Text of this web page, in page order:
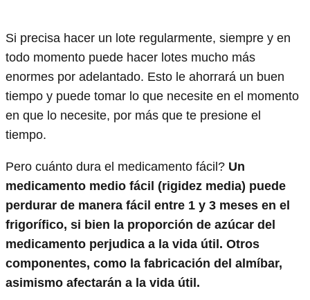
Si precisa hacer un lote regularmente, siempre y en
todo momento puede hacer lotes mucho más
enormes por adelantado. Esto le ahorrará un buen
tiempo y puede tomar lo que necesite en el momento
en que lo necesite, por más que te presione el
tiempo.
Pero cuánto dura el medicamento fácil? Un
medicamento medio fácil (rigidez media) puede
perdurar de manera fácil entre 1 y 3 meses en el
frigorífico, si bien la proporción de azúcar del
medicamento perjudica a la vida útil. Otros
componentes, como la fabricación del almíbar,
asimismo afectarán a la vida útil.